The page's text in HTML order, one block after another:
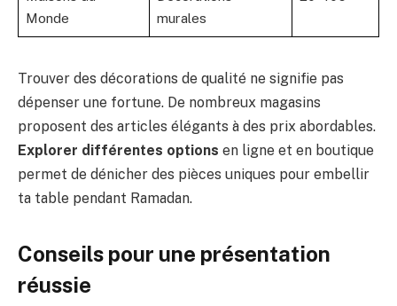
Monde
murales
Trouver des décorations de qualité ne signifie pas
dépenser une fortune. De nombreux magasins
proposent des articles élégants à des prix abordables.
Explorer différentes options en ligne et en boutique
permet de dénicher des pièces uniques pour embellir
ta table pendant Ramadan.
Conseils pour une présentation
réussie